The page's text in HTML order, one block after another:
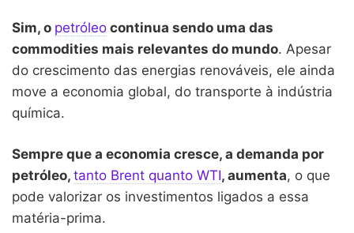
Sim, o petróleo continua sendo uma das
commodities mais relevantes do mundo. Apesar
do crescimento das energias renováveis, ele ainda
move a economia global, do transporte à indústria
química.
Sempre que a economia cresce, a demanda por
petróleo, tanto Brent quanto WTI, aumenta, o que
pode valorizar os investimentos ligados a essa
matéria-prima.